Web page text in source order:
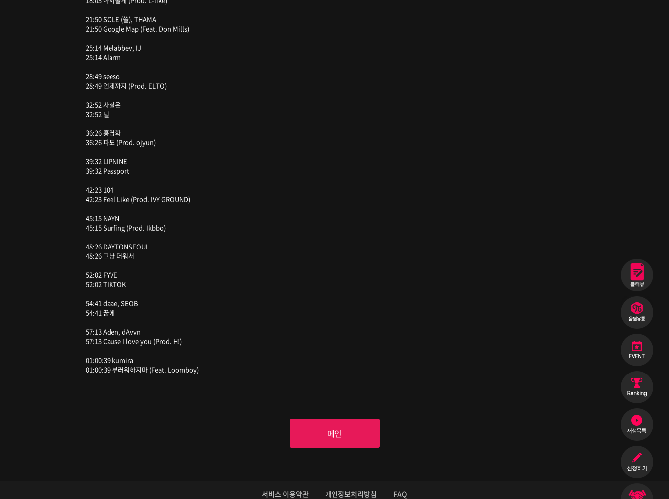
21:50 SOLE (쏠), THAMA
21:50 Google Map (Feat. Don Mills)
25:14 Melabbev, IJ
25:14 Alarm
28:49 seeso
28:49 언제까지 (Prod. ELTO)
32:52 사실은
32:52 덜
36:26 홍영화
36:26 파도 (Prod. ojyun)
39:32 LIPNINE
39:32 Passport
42:23 104
42:23 Feel Like (Prod. IVY GROUND)
45:15 NAYN
45:15 Surfing (Prod. Ikbbo)
48:26 DAYTONSEOUL
48:26 그냥 더워서
52:02 FYVE
52:02 TIKTOK
54:41 daae, SEOB
54:41 꿈에
57:13 Aden, dAvvn
57:13 Cause I love you (Prod. H!)
01:00:39 kumira
01:00:39 부러워하지마 (Feat. Loomboy)
메인
서비스 이용약관 개인정보처리방침 FAQ